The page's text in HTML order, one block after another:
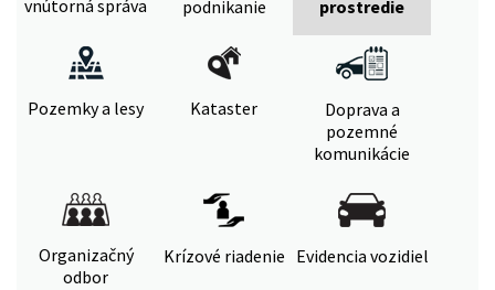
vnútorná správa
podnikanie
prostredie
Pozemky a lesy Kataster
Doprava a
pozemné
komunikácie
Organizačný
odbor
Krízové riadenie Evidencia vozidiel